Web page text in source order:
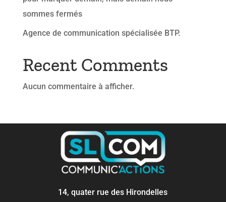
sommes fermés
Agence de communication spécialisée BTP.
Recent Comments
Aucun commentaire à afficher.
14, quater rue des Hirondelles